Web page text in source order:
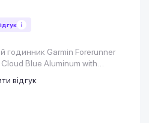
годинник Garmin Forerunner
Blue Aluminum with
Whitestone/Cloud Blue Band
01)
відгук